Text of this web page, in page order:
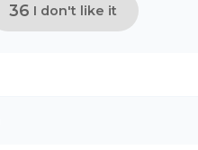
36 I don't like it